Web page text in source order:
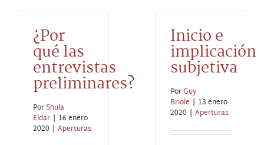
¿Por
qué las
entrevistas
preliminares?
PorShula
Eldar | 16 enero
2020 | Aperturas
Inicio e
implicación
subjetiva
PorGuy
Briole | 13 enero
2020 | Aperturas